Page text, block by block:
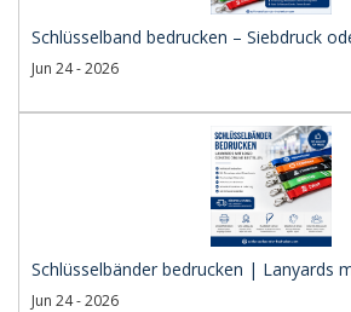
Schlüsselband bedrucken – Siebdruck
Jun 24 - 2026
Schlüsselbänder bedrucken | Lanyards
Jun 24 - 2026